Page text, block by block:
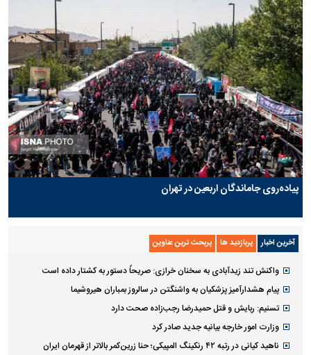
پیاده‌روی جاماندگان اربعین در تهران
آخرین اخبار پربازدید ها پربحث ترین عناوین
واکنش تند زیدآبادی به سخنان خرازی: صریحاً دستور به کشتار داده است
پیام هشدارآمیز پزشکیان به واشنگتن در سالروز بمباران هیروشیما
تسنیم: ربایش و قتل حمیدرضا رجب‌زاده صحت دارد
وزارت امور خارجه بیانیه جدید صادر کرد
ناهید کیانی در رتبه ۴۲ رنکینگ المپیکی؛ حنا زرین‌کمر بالاتر از قهرمان ایران